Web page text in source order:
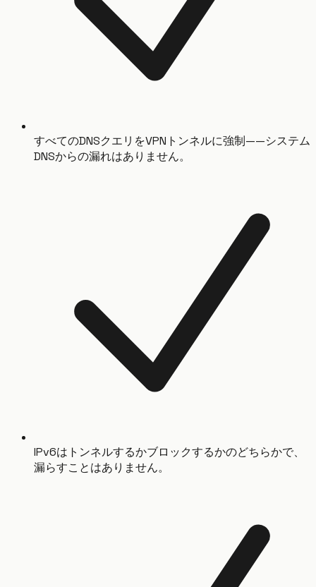
すべてのDNSクエリをVPNトンネルに強制——システム
DNSからの漏れはありません。
IPv6はトンネルするかブロックするかのどちらかで、
漏らすことはありません。